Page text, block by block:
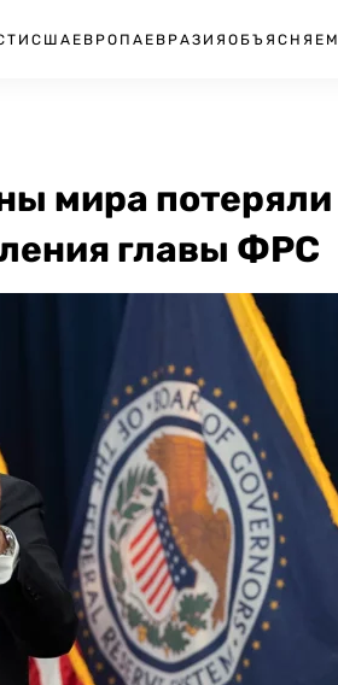
США ЕВРОПА ЕВРАЗИЯ ОБЪЯСНЯЕМ
мира потеряли
главы ФРС